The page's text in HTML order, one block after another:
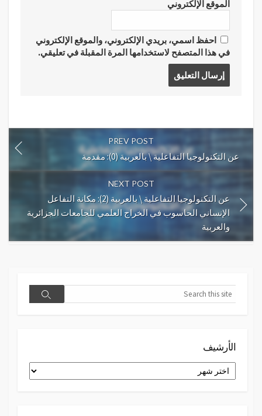
الموقع الإلكتروني
احفظ اسمي، بريدي الإلكتروني، والموقع الإلكتروني
في هذا المتصفح لاستخدامها المرة المقبلة في تعليقي.
PREV POST
عن التكنولوجيا التفاعلية \ بالعربية (0): مقدمة
NEXT POST
عن التكنولوجيا التفاعلية \ بالعربية (2): مكانة التفاعل
الإنساني الحاسوب في الخراج العلمي للجامعات الجزائرية
والعربية
Search
Search
الأرشيف
الأرشيف